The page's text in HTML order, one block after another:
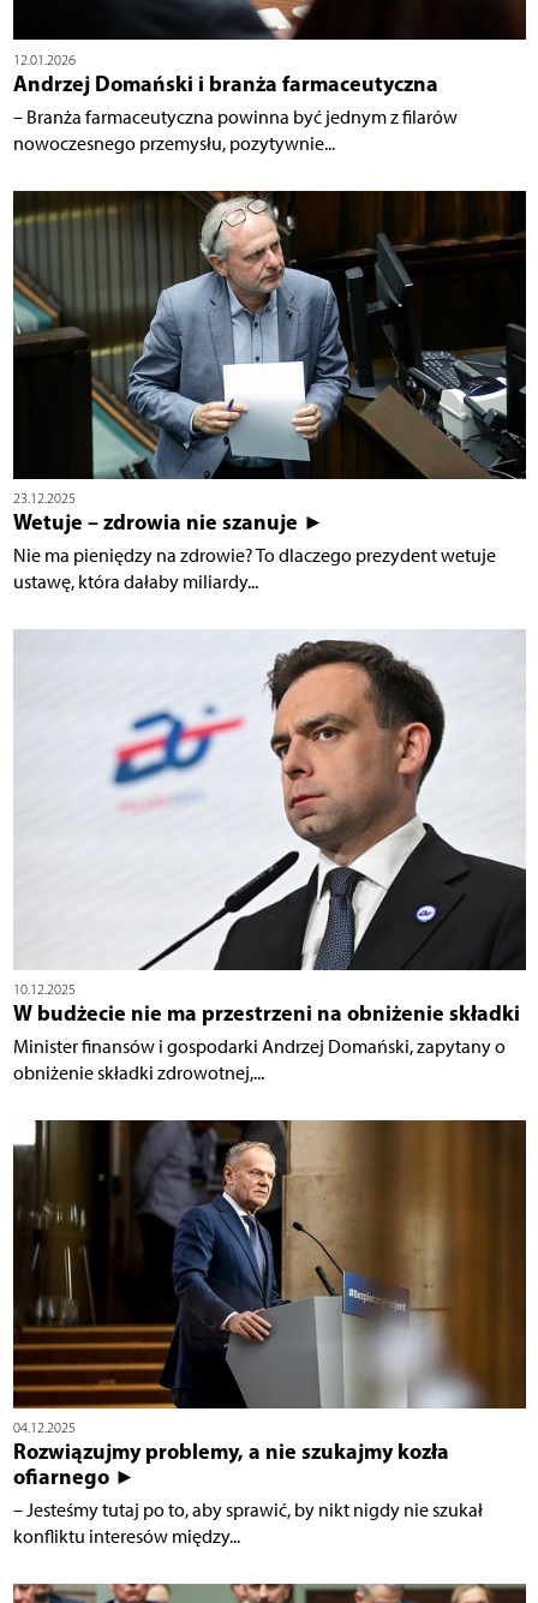
12.01.2026
Andrzej Domański i branża farmaceutyczna
– Branża farmaceutyczna powinna być jednym z filarów
nowoczesnego przemysłu, pozytywnie...
23.12.2025
Wetuje – zdrowia nie szanuje ►
Nie ma pieniędzy na zdrowie? To dlaczego prezydent wetuje
ustawę, która dałaby miliardy...
10.12.2025
W budżecie nie ma przestrzeni na obniżenie składki
Minister finansów i gospodarki Andrzej Domański, zapytany o
obniżenie składki zdrowotnej,...
04.12.2025
Rozwiązujmy problemy, a nie szukajmy kozła
ofiarnego ►
– Jesteśmy tutaj po to, aby sprawić, by nikt nigdy nie szukał
konfliktu interesów między...